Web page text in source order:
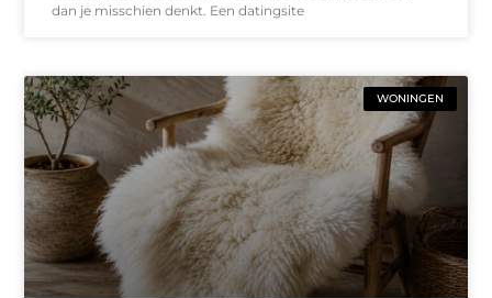
dan je misschien denkt. Een datingsite
WONINGEN